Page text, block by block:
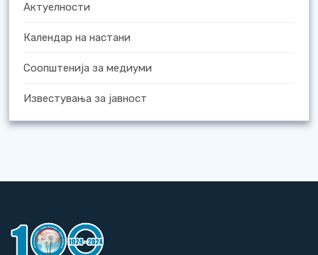
Актуелности
Календар на настани
Соопштенија за медиуми
Известувања за јавност